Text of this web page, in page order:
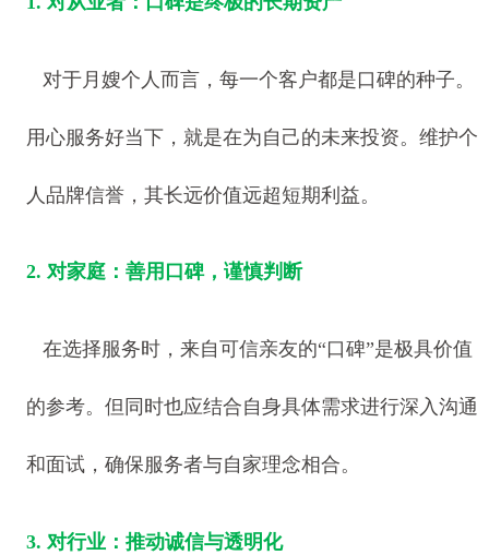
对于月嫂个人而言，每一个客户都是口碑的种子。
用心服务好当下，就是在为自己的未来投资。维护个
人品牌信誉，其长远价值远超短期利益。
2. 对家庭：善用口碑，谨慎判断
在选择服务时，来自可信亲友的“口碑”是极具价值
的参考。但同时也应结合自身具体需求进行深入沟通
和面试，确保服务者与自家理念相合。
3. 对行业：推动诚信与透明化